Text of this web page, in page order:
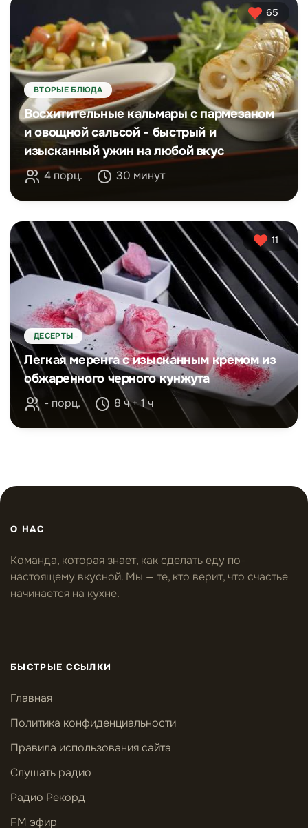
65
ВТОРЫЕ БЛЮДА
Восхитительные кальмары с пармезаном
и овощной сальсой - быстрый и
изысканный ужин на любой вкус
4 порц. 30 минут
11
ДЕСЕРТЫ
Легкая меренга с изысканным кремом из
обжаренного черного кунжута
- порц. 8 ч + 1 ч
О НАС
Команда, которая знает, как сделать еду по-
настоящему вкусной. Мы — те, кто верит, что счастье
начинается на кухне.
БЫСТРЫЕ ССЫЛКИ
Главная
Политика конфиденциальности
Правила использования сайта
Слушать радио
Радио Рекорд
FM эфир